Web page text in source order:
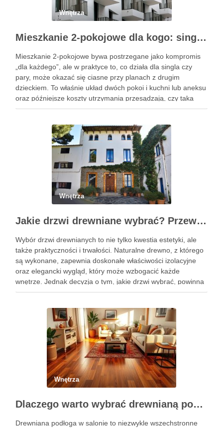
Wnętrza
Mieszkanie 2-pokojowe dla kogo: singiel, para i młoda rodzina – na co zwrócić uwagę przy wyborze, metrażu i kosztach utrzymania
Mieszkanie 2-pokojowe bywa postrzegane jako kompromis
„dla każdego”, ale w praktyce to, co działa dla singla czy
pary, może okazać się ciasne przy planach z drugim
dzieckiem. To właśnie układ dwóch pokoi i kuchni lub aneksu
oraz późniejsze koszty utrzymania przesądzają, czy taka
powierzchnia będzie wygodna. W praktyce budżet zależy …
Wnętrza
Jakie drzwi drewniane wybrać? Przewodnik po gatunkach, konstrukcji i stylach
Wybór drzwi drewnianych to nie tylko kwestia estetyki, ale
także praktyczności i trwałości. Naturalne drewno, z którego
są wykonane, zapewnia doskonałe właściwości izolacyjne
oraz elegancki wygląd, który może wzbogacić każde
wnętrze. Jednak decyzja o tym, jakie drzwi wybrać, powinna
być dokładnie przemyślana, uwzględniając gatunek drewna,
Wnętrza
Dlaczego warto wybrać drewnianą podłogę do salonu: trwałość, estetyka i styl
Drewniana podłoga w salonie to niezwykle wszechstronne